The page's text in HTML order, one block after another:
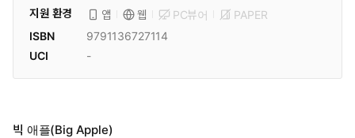
지원 환경
앱 웹 PC뷰어
PAPER
ISBN
9791136727114
UCI
-
빅 애플(Big Apple)